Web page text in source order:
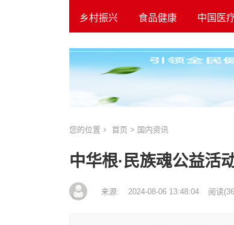
乡村振兴 食品健康 中国医
您的位置 首页 > 国内资讯
中华根·民族魂公益活
来源: 2024-08-06 13:48:04 阅读(